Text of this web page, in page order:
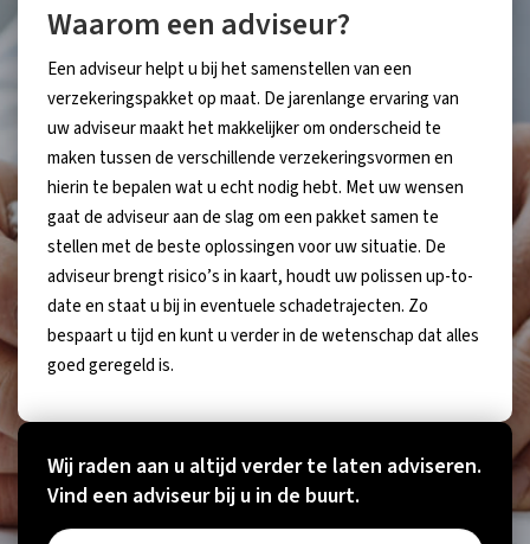
Waarom een adviseur?
Een adviseur helpt u bij het samenstellen van een
verzekeringspakket op maat. De jarenlange ervaring van
uw adviseur maakt het makkelijker om onderscheid te
maken tussen de verschillende verzekeringsvormen en
hierin te bepalen wat u echt nodig hebt. Met uw wensen
gaat de adviseur aan de slag om een pakket samen te
stellen met de beste oplossingen voor uw situatie. De
adviseur brengt risico’s in kaart, houdt uw polissen up-to-
date en staat u bij in eventuele schadetrajecten. Zo
bespaart u tijd en kunt u verder in de wetenschap dat alles
goed geregeld is.
Wij raden aan u altijd verder te laten adviseren.
Vind een adviseur bij u in de buurt.